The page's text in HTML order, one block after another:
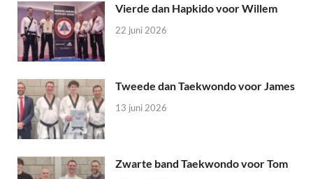
Vierde dan Hapkido voor Willem
22 juni 2026
Tweede dan Taekwondo voor James
13 juni 2026
Zwarte band Taekwondo voor Tom